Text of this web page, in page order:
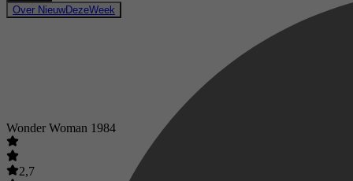
Over NieuwDezeWeek
Wonder Woman 1984
2,7